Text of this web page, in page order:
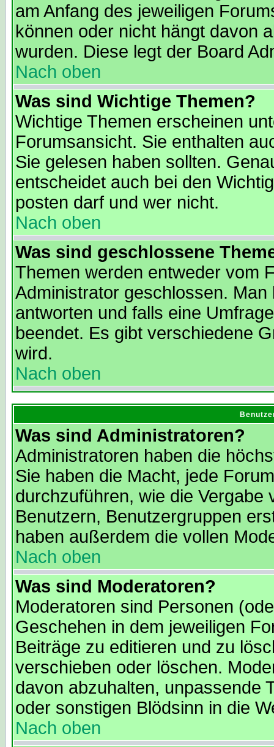
am Anfang des jeweiligen
können oder nicht hängt davon
wurden. Diese legt der Board
Nach oben
Was sind Wichtige Themen?
Wichtige Themen erscheinen
Forumsansicht. Sie enthalten
Sie gelesen haben sollten.
entscheidet auch bei den
posten darf und wer nicht.
Nach oben
Was sind geschlossene
Themen werden entweder vom
Administrator geschlossen.
antworten und falls eine
beendet. Es gibt verschiedene
wird.
Nach oben
Was sind Administratoren?
Administratoren haben die
Sie haben die Macht, jede
durchzuführen, wie die
Benutzern, Benutzergruppen
haben außerdem die vollen
Nach oben
Was sind Moderatoren?
Moderatoren sind Personen
Geschehen in dem jeweiligen
Beiträge zu editieren und zu
verschieben oder löschen.
davon abzuhalten, unpassende
oder sonstigen Blödsinn in die
Nach oben